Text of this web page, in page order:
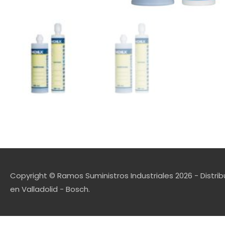
Copyright © Ramos Suministros Industriales 2026 -
en Valladolid - Bosch.